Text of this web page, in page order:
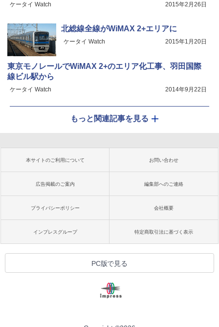
ケータイ Watch 2015年2月26日
北総線全線がWiMAX 2+エリアに
ケータイ Watch 2015年1月20日
東京モノレールでWiMAX 2+のエリア化工事、羽田国際
線ビル駅から
ケータイ Watch 2014年9月22日
もっと関連記事を見る
本サイトのご利用について お問い合わせ
広告掲載のご案内 編集部へのご連絡
プライバシーポリシー 会社概要
インプレスグループ 特定商取引法に基づく表示
PC版で見る